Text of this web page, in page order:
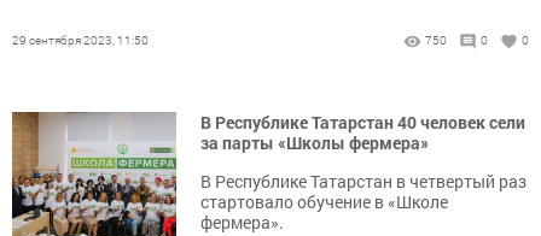
29 сентября 2023, 11:50 750 0 0
В Республике Татарстан 40 человек сели
за парты «Школы фермера»
В Республике Татарстан в четвертый раз
стартовало обучение в «Школе
фермера».